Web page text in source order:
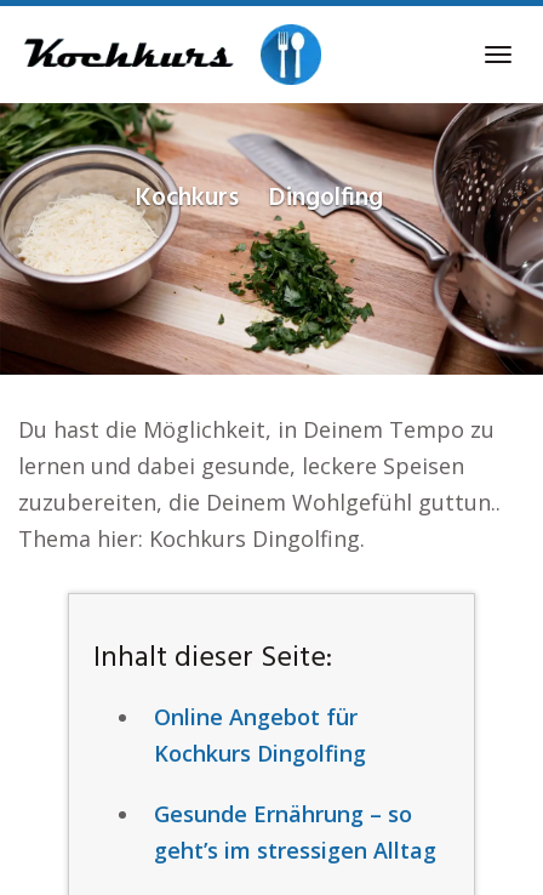
content
Kochkurs Dingolfing
Du hast die Möglichkeit, in Deinem Tempo zu
lernen und dabei gesunde, leckere Speisen
zuzubereiten, die Deinem Wohlgefühl guttun..
Thema hier: Kochkurs Dingolfing.
Inhalt dieser Seite:
Online Angebot für
Kochkurs Dingolfing
Gesunde Ernährung – so
geht’s im stressigen Alltag